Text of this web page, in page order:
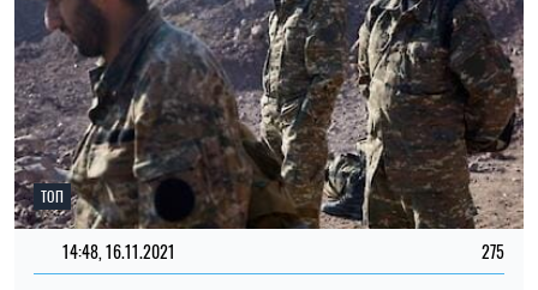
ТОП
14:48, 16.11.2021 275